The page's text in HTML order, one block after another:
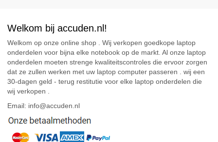
Welkom bij accuden.nl!
Welkom op onze online shop . Wij verkopen goedkope laptop
onderdelen voor bijna elke notebook op de markt. Al onze laptop
onderdelen moeten strenge kwaliteitscontroles die ervoor zorgen
dat ze zullen werken met uw laptop computer passeren . wij een
30-dagen geld - terug restitutie voor elke laptop onderdelen die
wij verkopen .
Email: info@accuden.nl